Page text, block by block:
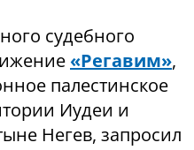
судебного
«Регавим»,
палестинское
Иудеи и
Негев, запросил